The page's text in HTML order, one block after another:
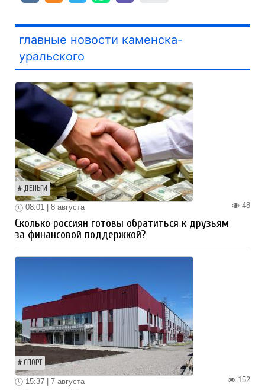
главные новости каменска-
уральского
ДЕНЬГИ
48
08:01 | 8 августа
Сколько россиян готовы обратиться к друзьям
за финансовой поддержкой?
СПОРТ
152
15:37 | 7 августа